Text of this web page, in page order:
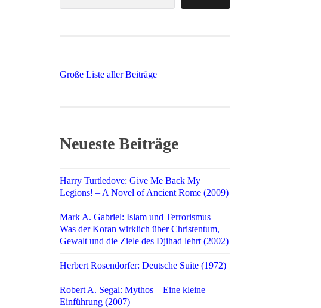
Große Liste aller Beiträge
Neueste Beiträge
Harry Turtledove: Give Me Back My
Legions! – A Novel of Ancient Rome (2009)
Mark A. Gabriel: Islam und Terrorismus –
Was der Koran wirklich über Christentum,
Gewalt und die Ziele des Djihad lehrt (2002)
Herbert Rosendorfer: Deutsche Suite (1972)
Robert A. Segal: Mythos – Eine kleine
Einführung (2007)